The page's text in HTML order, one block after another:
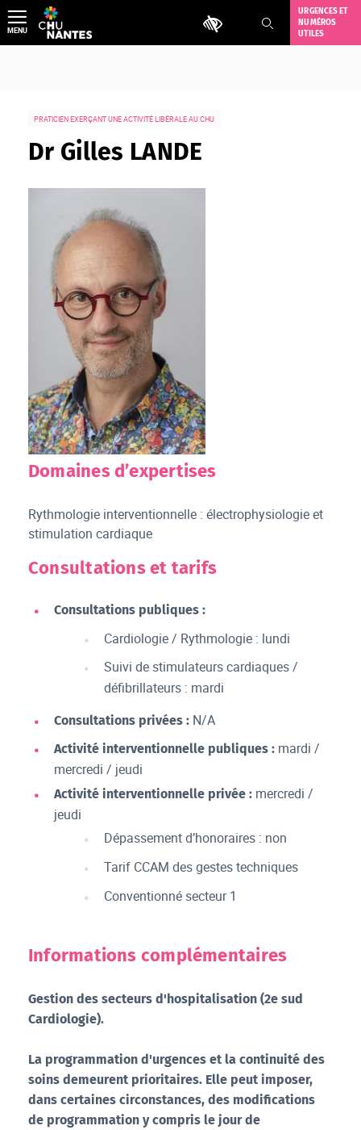
Aller
au
contenu
Outils d'accessibilité
URGENCES ET
NUMÉROS
UTILES
MENU
PRATICIEN EXERÇANT UNE ACTIVITÉ LIBÉRALE AU CHU
Dr Gilles LANDE
Domaines d’expertises
Rythmologie interventionnelle : électrophysiologie et
stimulation cardiaque
Consultations et tarifs
Consultations publiques :
Cardiologie / Rythmologie : lundi
Suivi de stimulateurs cardiaques /
défibrillateurs : mardi
Consultations privées : N/A
Activité interventionnelle publiques : mardi /
mercredi / jeudi
Activité interventionnelle privée : mercredi /
jeudi
Dépassement d’honoraires : non
Tarif CCAM des gestes techniques
Conventionné secteur 1
Informations complémentaires
Gestion des secteurs d'hospitalisation (2e sud
Cardiologie).
La programmation d'urgences et la continuité des
soins demeurent prioritaires. Elle peut imposer,
dans certaines circonstances, des modifications
de programmation y compris le jour de